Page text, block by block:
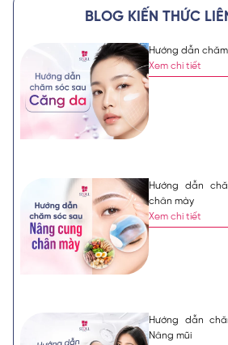
BLOG KIẾN THỨC
Hướng dẫn
Xem chi tiết
Hướng dẫn
chân mày
Xem chi tiết
Hướng dẫn
Nâng mũi